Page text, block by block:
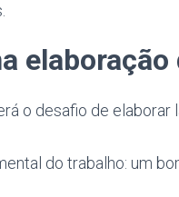
o desafio de
do trabalho: um